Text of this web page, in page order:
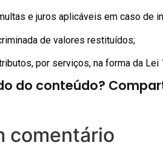
e juros aplicáveis em caso de
de valores restituídos;
por serviços, na forma da Lei
do conteúdo?
comentário